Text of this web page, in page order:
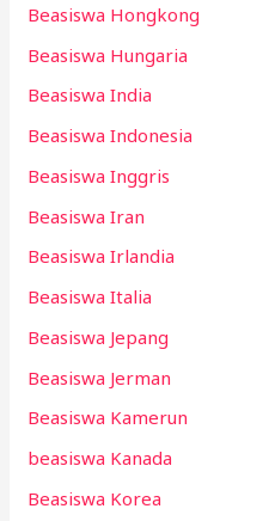
Beasiswa Hongkong
Beasiswa Hungaria
Beasiswa India
Beasiswa Indonesia
Beasiswa Inggris
Beasiswa Iran
Beasiswa Irlandia
Beasiswa Italia
Beasiswa Jepang
Beasiswa Jerman
Beasiswa Kamerun
beasiswa Kanada
Beasiswa Korea